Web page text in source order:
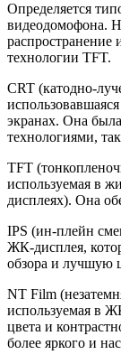
Определяется
видеодомофона.
технологии TFT.
CRT (катодно-
экранах. Она
технологиями,
TFT
используемая в
дисплеях). Она
IPS (ин-плейн
ЖК-дисплея,
обзора и лучшую
NT Film
используемая в
цвета и
более яркого и